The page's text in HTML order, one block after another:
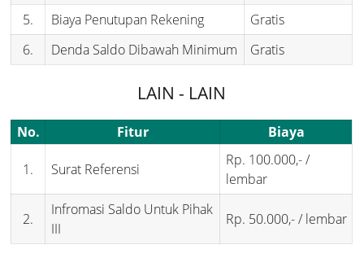
5.
Biaya Penutupan Rekening
Gratis
6.
Denda Saldo Dibawah Minimum Gratis
LAIN - LAIN
No. Fitur Biaya
1. Surat Referensi
Rp. 100.000,- /
lembar
2.
Infromasi Saldo Untuk Pihak
III
Rp. 50.000,- / lembar